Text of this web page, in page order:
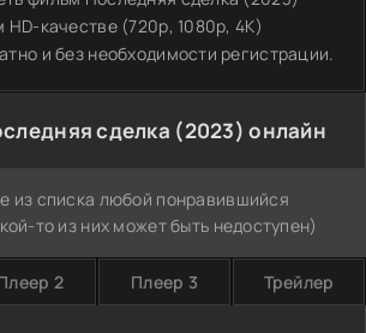
качестве (720p, 1080p, 4K)
и без необходимости регистрации.
сделка (2023) онлайн
из списка любой понравившийся
то из них может быть недоступен)
2 Плеер 3 Трейлер